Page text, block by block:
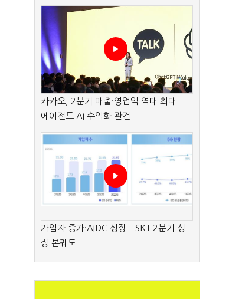
카카오, 2분기 매출·영업익 역대 최대…
에이전트 AI 수익화 관건
가입자 증가·AIDC 성장…SKT 2분기 성
장 본궤도